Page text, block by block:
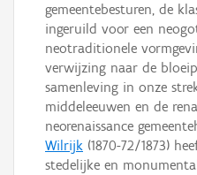
gemeentebesturen, de
ingeruild voor een
neotraditionele
verwijzing naar de
samenleving in onze
middeleeuwen en de
neorenaissance
Wilrijk (1870-72/1873)
stedelijke en